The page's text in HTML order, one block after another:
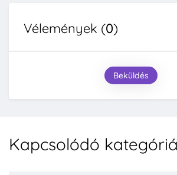
Vélemények (0)
Beküldés
Kapcsolódó